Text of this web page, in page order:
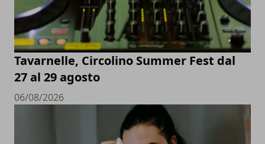
Tavarnelle, Circolino Summer Fest dal
27 al 29 agosto
06/08/2026